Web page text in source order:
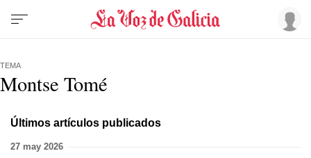
TEMA
Montse Tomé
Últimos artículos publicados
27 may 2026